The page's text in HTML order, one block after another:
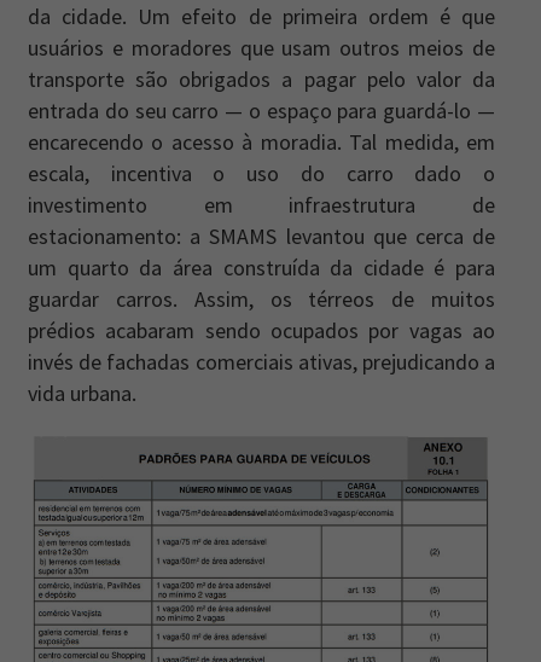
da cidade. Um efeito de primeira ordem é que
usuários e moradores que usam outros meios de
transporte são obrigados a pagar pelo valor da
entrada do seu carro — o espaço para guardá-lo —
encarecendo o acesso à moradia. Tal medida, em
escala, incentiva o uso do carro dado o
investimento em infraestrutura de
estacionamento: a SMAMS levantou que cerca de
um quarto da área construída da cidade é para
guardar carros. Assim, os térreos de muitos
prédios acabaram sendo ocupados por vagas ao
invés de fachadas comerciais ativas, prejudicando a
vida urbana.